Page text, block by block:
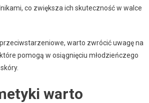
co zwiększa ich skuteczność w walce
warto zwrócić uwagę na
pomogą w osiągnięciu młodzieńczego
warto